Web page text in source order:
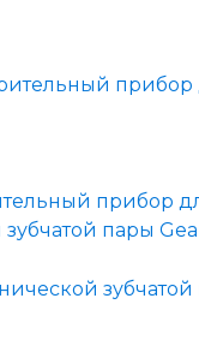
прибор
пары